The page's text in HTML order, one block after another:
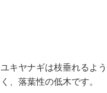
ユキヤナギは枝垂れるよ
く、落葉性の低木です。